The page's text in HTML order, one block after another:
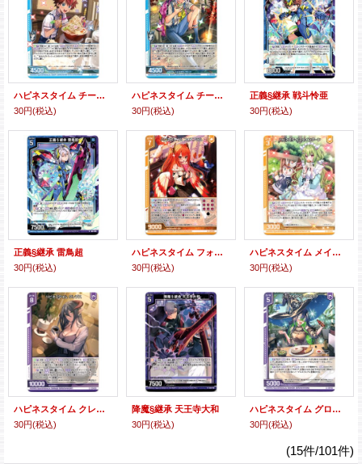
ハピネスタイム チームG・ヴェイバトロン(戦斗怜亜)
30円(税込)
ハピネスタイム チームG・ヴェイバトロン(雷鳥超)
30円(税込)
正義§継承 戦斗怜亜
30円(税込)
正義§継承 雷鳥超
30円(税込)
ハピネスタイム フォスフラム
30円(税込)
ハピネスタイム メインクーン
30円(税込)
ハピネスタイム クレプス
30円(税込)
降魔§継承 天王寺大和
30円(税込)
ハピネスタイム グロリア
30円(税込)
(15件/101件)